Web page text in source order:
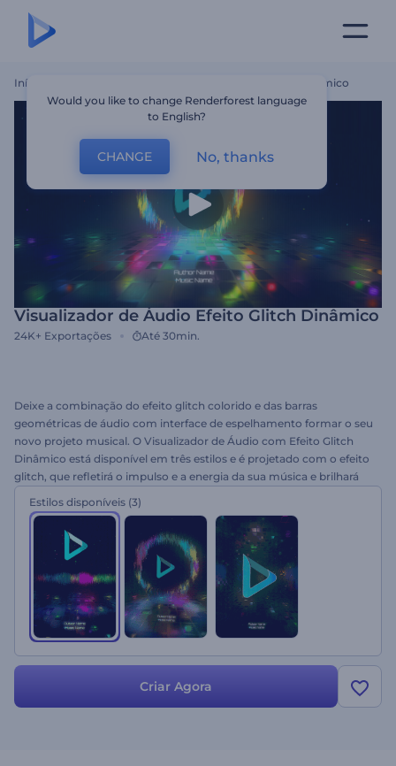
Início Visualizador De Áudio Efeito Glitch Dinâmico
Visualizador de Áudio Efeito Glitch Dinâmico
24K+ Exportações Até 30min.
Deixe a combinação do efeito glitch colorido e das barras
geométricas de áudio com interface de espelhamento formar o seu
novo projeto musical. O Visualizador de Áudio com Efeito Glitch
Dinâmico está disponível em três estilos e é projetado com o efeito
glitch, que refletirá o impulso e a energia da sua música e brilhará
eletrônica, promoção de DJ, YouTube, Vimeo ou qualquer tipo de
serviço de música. Faça o upload do seu arquivo de música e
experimente gratuitamente!
Estilos disponíveis (3)
Criar Agora
Would you like to change Renderforest language
to English?
CHANGE No, thanks